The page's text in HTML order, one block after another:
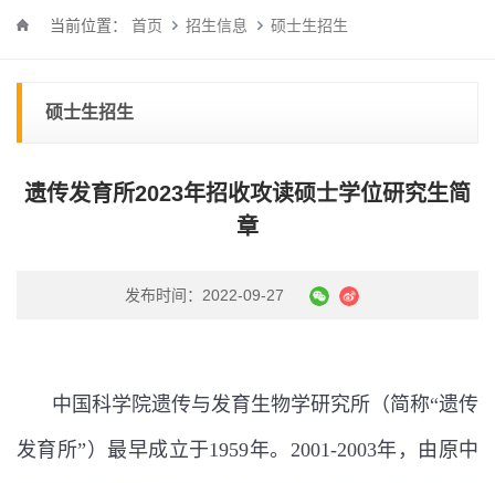
当前位置： 首页 招生信息 硕士生招生
硕士生招生
遗传发育所2023年招收攻读硕士学位研究生简
章
发布时间：2022-09-27
中国科学院遗传与发育生物学研究所（简称“遗传
发育所”）最早成立于1959年。 2001-2003年，由原中